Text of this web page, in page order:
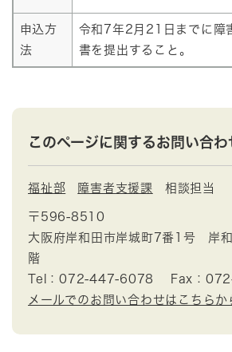
申込方
法
令和7年2月21日までに障
書を提出すること。
このページに関するお問い合わ
福祉部 障害者支援課 相談担当
〒596-8510
大阪府岸和田市岸城町7番1号 岸和
階
Tel：072-447-6078
Fax：
メールでのお問い合わせはこちらか